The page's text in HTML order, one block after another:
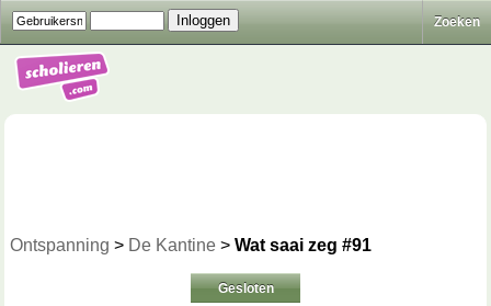
Zoeken
Ontspanning > De Kantine > Wat saai zeg #91
Gesloten